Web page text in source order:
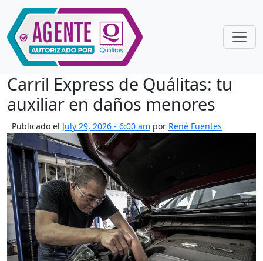
Skip to main content
Carril Express de Quálitas: tu
auxiliar en daños menores
Publicado el July 29, 2026 - 6:00 am por René Fuentes